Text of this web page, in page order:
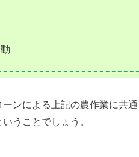
ンによる上記の農作業に共
うことでしょう。